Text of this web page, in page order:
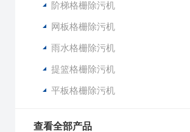
阶梯格栅除污机
网板格栅除污机
雨水格栅除污机
提篮格栅除污机
平板格栅除污机
查看全部产品